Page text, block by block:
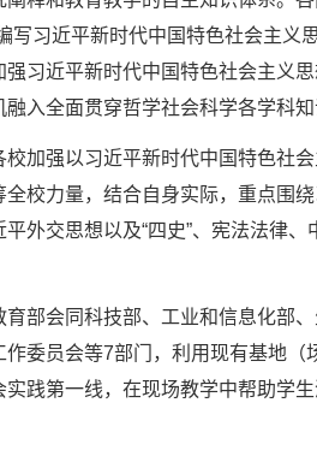
写习近平新时代中国特色社会主义
习近平新时代中国特色社会主义
入全面贯穿哲学社会科学各学科知
加强以习近平新时代中国特色社
校力量，结合自身实际，重点围
外交思想以及“四史”、宪法法律
部会同科技部、工业和信息化部
委员会等7部门，利用现有基地（
践第一线，在现场教学中帮助学